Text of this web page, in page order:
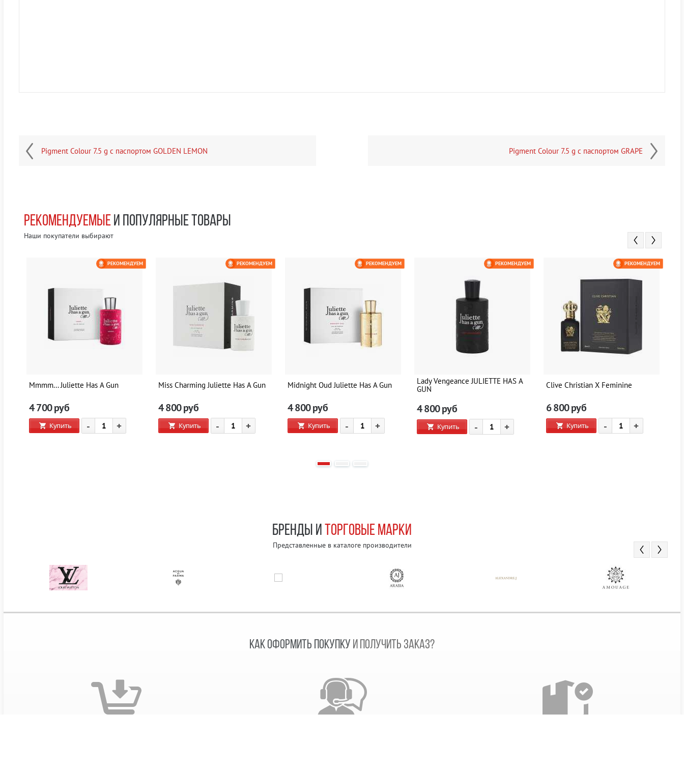
Pigment Colour 7.5 g с паспортом GOLDEN LEMON Pigment Colour 7.5 g с паспортом GRAPE
РЕКОМЕНДУЕМЫЕИ ПОПУЛЯРНЫЕ ТОВАРЫ
Наши покупатели выбирают
Mmmm... Juliette Has A Gun
4 700руб
Купить - +
РЕКОМЕНДУЕМ
Miss Charming Juliette Has A Gun
4 800руб
Купить - +
РЕКОМЕНДУЕМ
Midnight Oud Juliette Has A Gun
4 800руб
Купить - +
РЕКОМЕНДУЕМ
Lady Vengeance JULIETTE HAS A
GUN
4 800руб
Купить - +
РЕКОМЕНДУЕМ
Clive Christian X Feminine
6 800руб
Купить - +
РЕКОМЕНДУЕМ
БРЕНДЫ И ТОРГОВЫЕ МАРКИ
Представленные в каталоге производители
КАК ОФОРМИТЬ ПОКУПКУ И ПОЛУЧИТЬ ЗАКАЗ?